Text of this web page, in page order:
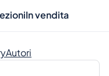
In vendita
Autori